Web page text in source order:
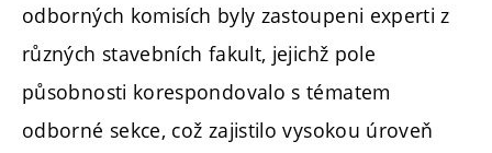
odborných komisích byly zastoupeni experti z
různých stavebních fakult, jejichž pole
působnosti korespondovalo s tématem
odborné sekce, což zajistilo vysokou úroveň